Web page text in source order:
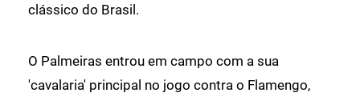
clássico do Brasil.
O Palmeiras entrou em campo com a sua
'cavalaria' principal no jogo contra o Flamengo,